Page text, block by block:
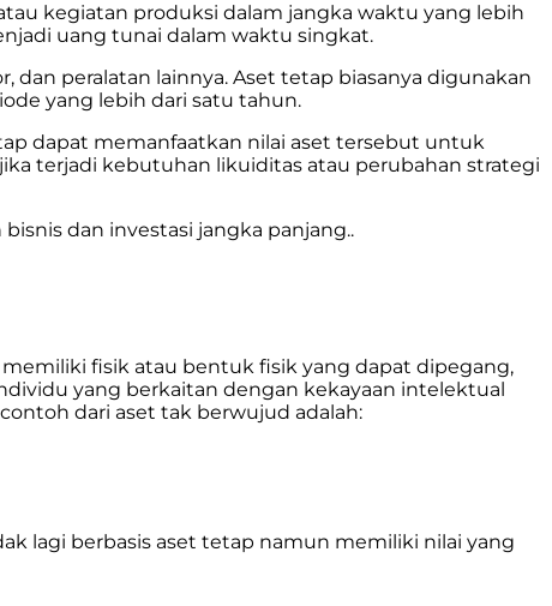
kegiatan produksi dalam jangka waktu yang lebih
uang tunai dalam waktu singkat.
peralatan lainnya. Aset tetap biasanya digunakan
yang lebih dari satu tahun.
dapat memanfaatkan nilai aset tersebut untuk
terjadi kebutuhan likuiditas atau perubahan strategi
dan investasi jangka panjang..
memiliki fisik atau bentuk fisik yang dapat dipegang,
yang berkaitan dengan kekayaan intelektual
dari aset tak berwujud adalah:
lagi berbasis aset tetap namun memiliki nilai yang